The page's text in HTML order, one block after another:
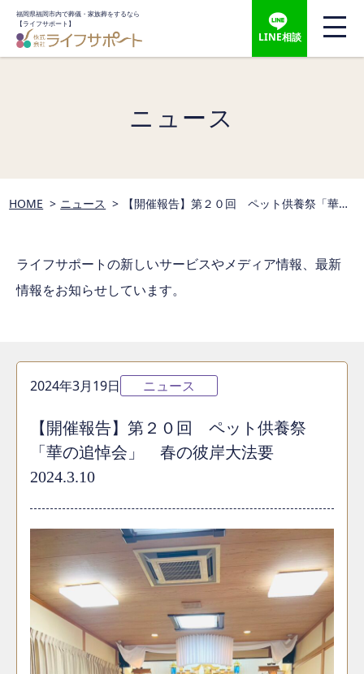
福岡県福岡市内で葬儀・家族葬をするなら
【ライフサポート】
LINE相談
ニュース
HOME ニュース
【開催報告】第２０回 ペット供養祭「華の
ライフサポートの新しいサービスやメディア情報、 最新
情報をお知らせしています。
2024年3月19日 ニュース
【開催報告】第２０回 ペット供養祭
「華の追悼会」 春の彼岸大法要
2024.3.10